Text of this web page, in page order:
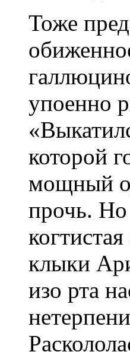
Тоже
упоенно
которой
мощный
прочь. Но
клыки
изо рта